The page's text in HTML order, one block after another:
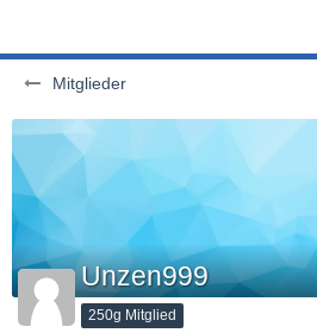
Mitglieder
Unzen999
250g Mitglied